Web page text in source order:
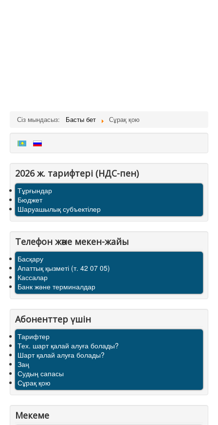
Сіз мындасыз: Басты бет Сұрақ қою
2026 ж. тарифтерi (НДС-пен)
Тұрғындар
Бюджет
Шаруашылық субъектілер
Телефон және мекен-жайы
Басқару
Апаттық қызметі (т. 42 07 05)
Кассалар
Банк және терминалдар
Абоненттер үшін
Тарифтер
Тех. шарт қалай алуға болады?
Шарт қалай алуға болады?
Заң
Судың сапасы
Сұрақ қою
Мекеме